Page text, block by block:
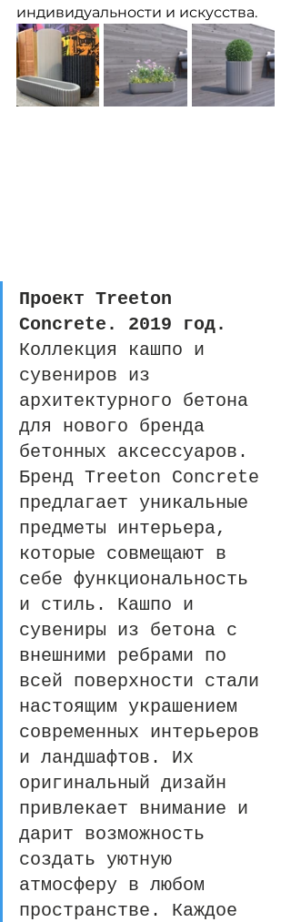
индивидуальности и искусства.
Проект Treeton
Concrete. 2019 год.
Коллекция кашпо и
сувениров из
архитектурного бетона
для нового бренда
бетонных аксессуаров.
Бренд Treeton Concrete
предлагает уникальные
предметы интерьера,
которые совмещают в
себе функциональность
и стиль. Кашпо и
сувениры из бетона с
внешними ребрами по
всей поверхности стали
настоящим украшением
современных интерьеров
и ландшафтов. Их
оригинальный дизайн
привлекает внимание и
дарит возможность
создать уютную
атмосферу в любом
пространстве. Каждое